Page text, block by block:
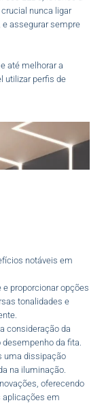
nunca ligar
e assegurar sempre
até melhorar a
utilizar perfis de
notáveis em
proporcionar opções
tonalidades e
consideração da
da fita.
uma dissipação
na iluminação.
oferecendo
aplicações em